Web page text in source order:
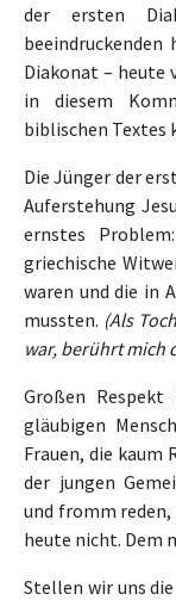
der ersten
Diakonat – heute
in diesem
biblischen Textes
Die Jünger der
Auferstehung
ernstes
griechische
waren und die in
mussten. (Als
war, berührt mich
Großen
gläubigen
Frauen, die kaum
der jungen
und fromm
heute nicht. Dem
Stellen wir uns